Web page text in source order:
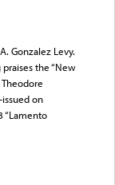
Gonzalez Levy.
the “New
issued on
“Lamento